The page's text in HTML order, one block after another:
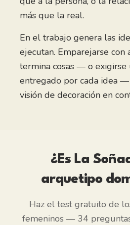
más que la real.
En el trabajo genera las
ejecutan. Emparejarse con
termina cosas — o
entregado por cada idea
visión de decoración en
¿Es La
arquetipo
Haz el test gratuito de
femeninos — 34